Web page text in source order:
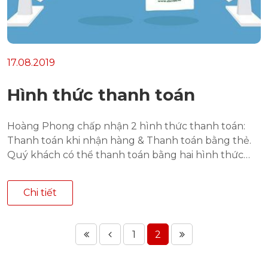
17.08.2019
Hình thức thanh toán
Hoàng Phong chấp nhận 2 hình thức thanh toán:
Thanh toán khi nhận hàng & Thanh toán bằng thẻ.
Quý khách có thể thanh toán bằng hai hình thức
Chi tiết
1 2